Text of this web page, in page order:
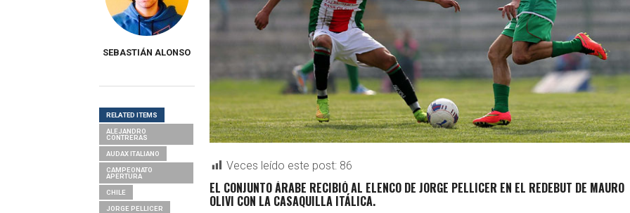
Veces leído este post: 86
EL CONJUNTO ÁRABE RECIBIÓ AL ELENCO DE JORGE PELLICER EN EL REDEBUT DE MAURO
OLIVI CON LA CASAQUILLA ITÁLICA.
SEBASTIÁN ALONSO
RELATED ITEMS
ALEJANDRO
CONTRERAS
AUDAX ITALIANO
CAMPEONATO
APERTURA
CHILE
JORGE PELLICER